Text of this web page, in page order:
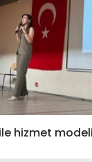
hizmet modeli